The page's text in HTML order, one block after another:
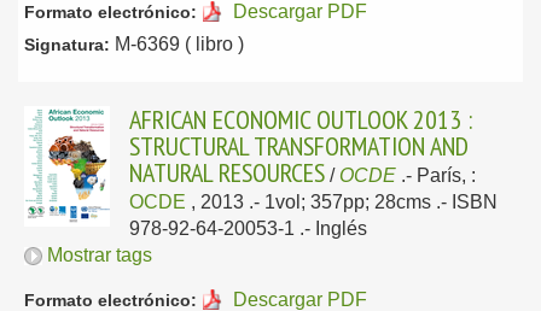
Formato electrónico: Descargar PDF
Signatura: M-6369 ( libro )
AFRICAN ECONOMIC OUTLOOK 2013 :
STRUCTURAL TRANSFORMATION AND
NATURAL RESOURCES / OCDE .- París, :
OCDE , 2013 .- 1vol; 357pp; 28cms .- ISBN
978-92-64-20053-1 .- Inglés
Mostrar tags
Formato electrónico: Descargar PDF